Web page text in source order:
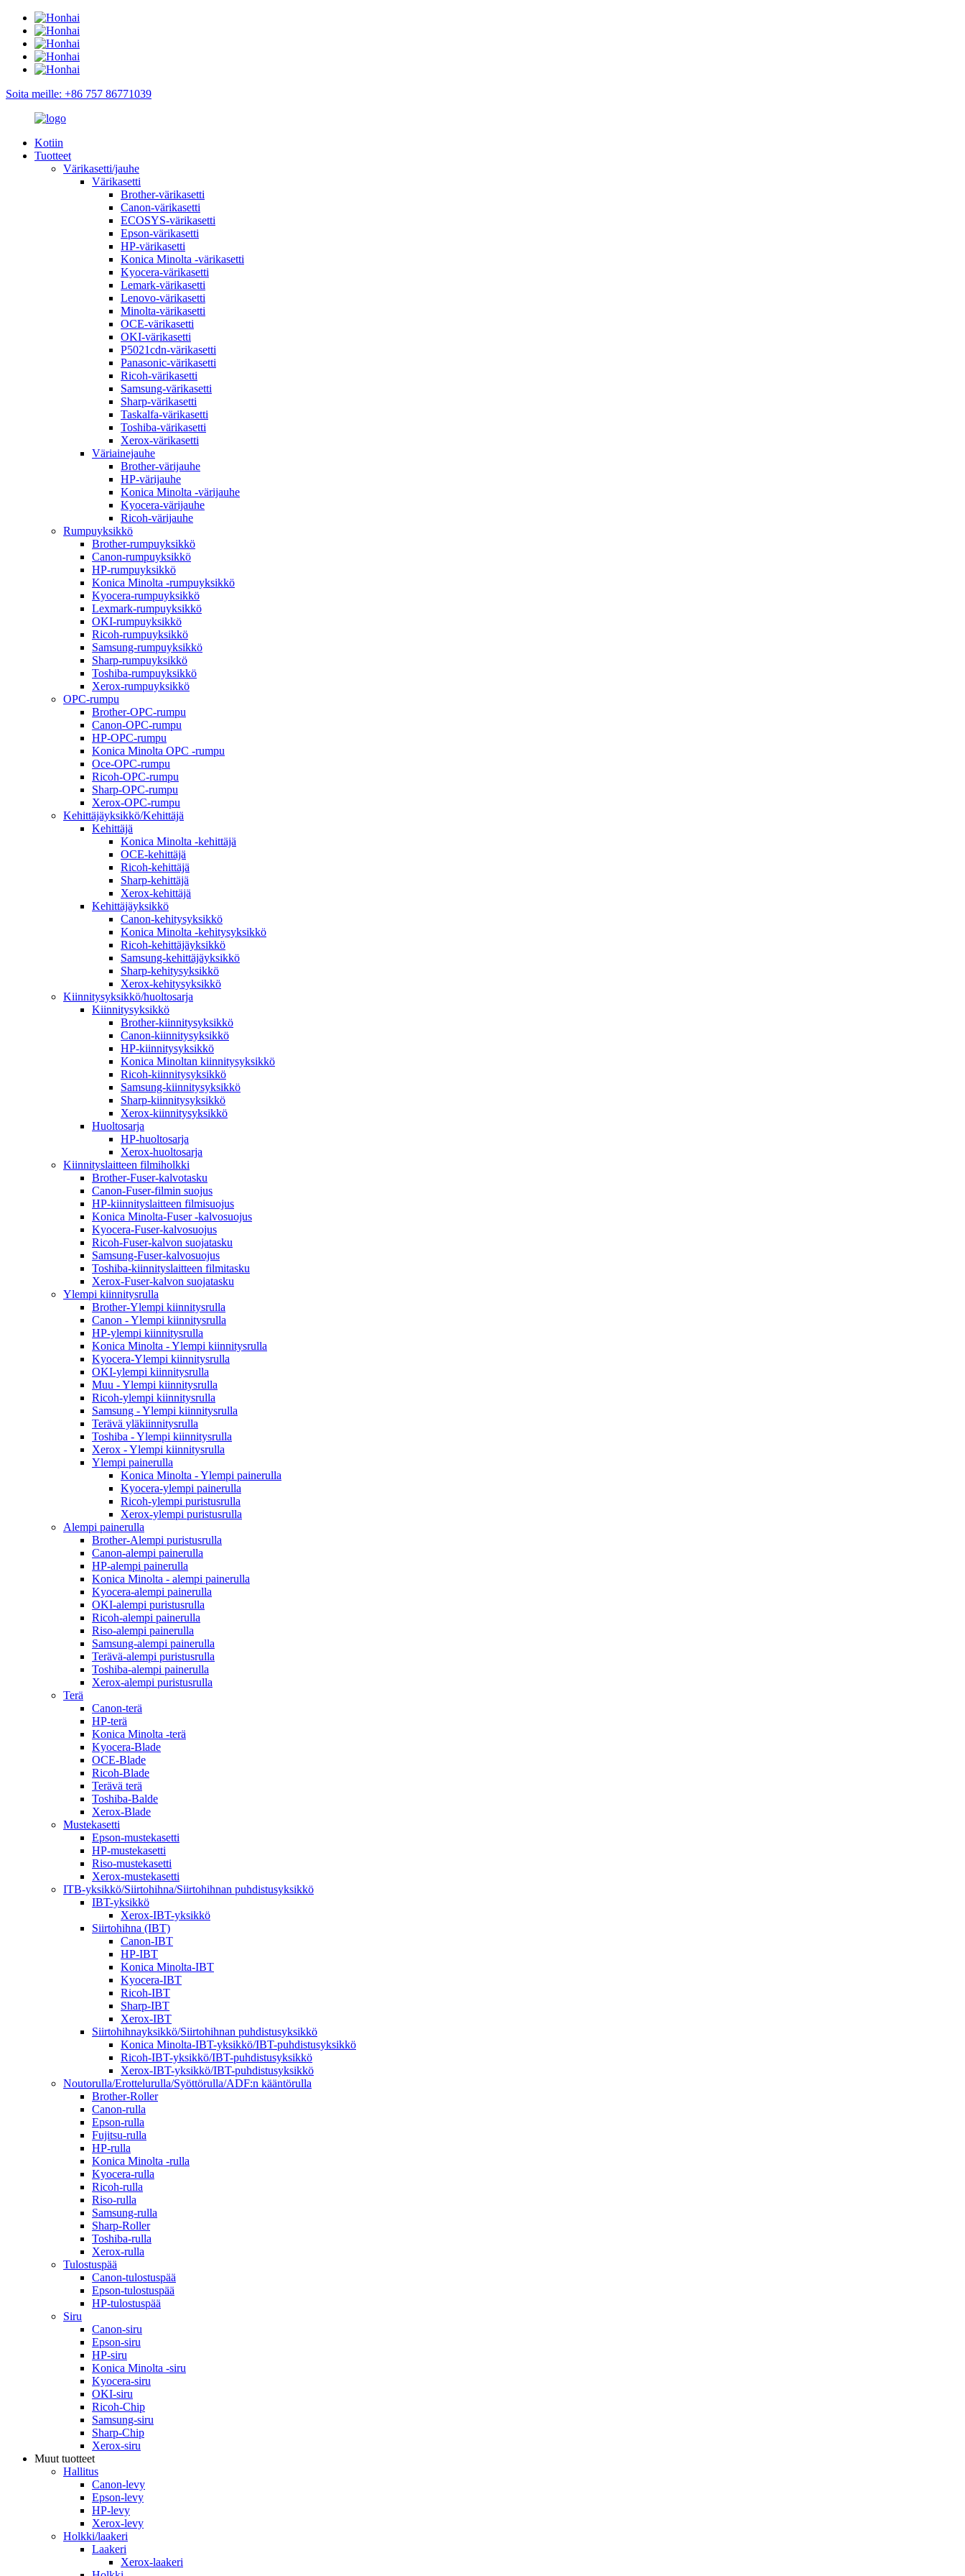
Soita meille: +86 757 86771039
Kotiin
Tuotteet
Värikasetti/jauhe
Värikasetti
Brother-värikasetti
Canon-värikasetti
ECOSYS-värikasetti
Epson-värikasetti
HP-värikasetti
Konica Minolta -värikasetti
Kyocera-värikasetti
Lemark-värikasetti
Lenovo-värikasetti
Minolta-värikasetti
OCE-värikasetti
OKI-värikasetti
P5021cdn-värikasetti
Panasonic-värikasetti
Ricoh-värikasetti
Samsung-värikasetti
Sharp-värikasetti
Taskalfa-värikasetti
Toshiba-värikasetti
Xerox-värikasetti
Väriainejauhe
Brother-värijauhe
HP-värijauhe
Konica Minolta -värijauhe
Kyocera-värijauhe
Ricoh-värijauhe
Rumpuyksikkö
Brother-rumpuyksikkö
Canon-rumpuyksikkö
HP-rumpuyksikkö
Konica Minolta -rumpuyksikkö
Kyocera-rumpuyksikkö
Lexmark-rumpuyksikkö
OKI-rumpuyksikkö
Ricoh-rumpuyksikkö
Samsung-rumpuyksikkö
Sharp-rumpuyksikkö
Toshiba-rumpuyksikkö
Xerox-rumpuyksikkö
OPC-rumpu
Brother-OPC-rumpu
Canon-OPC-rumpu
HP-OPC-rumpu
Konica Minolta OPC -rumpu
Oce-OPC-rumpu
Ricoh-OPC-rumpu
Sharp-OPC-rumpu
Xerox-OPC-rumpu
Kehittäjäyksikkö/Kehittäjä
Kehittäjä
Konica Minolta -kehittäjä
OCE-kehittäjä
Ricoh-kehittäjä
Sharp-kehittäjä
Xerox-kehittäjä
Kehittäjäyksikkö
Canon-kehitysyksikkö
Konica Minolta -kehitysyksikkö
Ricoh-kehittäjäyksikkö
Samsung-kehittäjäyksikkö
Sharp-kehitysyksikkö
Xerox-kehitysyksikkö
Kiinnitysyksikkö/huoltosarja
Kiinnitysyksikkö
Brother-kiinnitysyksikkö
Canon-kiinnitysyksikkö
HP-kiinnitysyksikkö
Konica Minoltan kiinnitysyksikkö
Ricoh-kiinnitysyksikkö
Samsung-kiinnitysyksikkö
Sharp-kiinnitysyksikkö
Xerox-kiinnitysyksikkö
Huoltosarja
HP-huoltosarja
Xerox-huoltosarja
Kiinnityslaitteen filmiholkki
Brother-Fuser-kalvotasku
Canon-Fuser-filmin suojus
HP-kiinnityslaitteen filmisuojus
Konica Minolta-Fuser -kalvosuojus
Kyocera-Fuser-kalvosuojus
Ricoh-Fuser-kalvon suojatasku
Samsung-Fuser-kalvosuojus
Toshiba-kiinnityslaitteen filmitasku
Xerox-Fuser-kalvon suojatasku
Ylempi kiinnitysrulla
Brother-Ylempi kiinnitysrulla
Canon - Ylempi kiinnitysrulla
HP-ylempi kiinnitysrulla
Konica Minolta - Ylempi kiinnitysrulla
Kyocera-Ylempi kiinnitysrulla
OKI-ylempi kiinnitysrulla
Muu - Ylempi kiinnitysrulla
Ricoh-ylempi kiinnitysrulla
Samsung - Ylempi kiinnitysrulla
Terävä yläkiinnitysrulla
Toshiba - Ylempi kiinnitysrulla
Xerox - Ylempi kiinnitysrulla
Ylempi painerulla
Konica Minolta - Ylempi painerulla
Kyocera-ylempi painerulla
Ricoh-ylempi puristusrulla
Xerox-ylempi puristusrulla
Alempi painerulla
Brother-Alempi puristusrulla
Canon-alempi painerulla
HP-alempi painerulla
Konica Minolta - alempi painerulla
Kyocera-alempi painerulla
OKI-alempi puristusrulla
Ricoh-alempi painerulla
Riso-alempi painerulla
Samsung-alempi painerulla
Terävä-alempi puristusrulla
Toshiba-alempi painerulla
Xerox-alempi puristusrulla
Terä
Canon-terä
HP-terä
Konica Minolta -terä
Kyocera-Blade
OCE-Blade
Ricoh-Blade
Terävä terä
Toshiba-Balde
Xerox-Blade
Mustekasetti
Epson-mustekasetti
HP-mustekasetti
Riso-mustekasetti
Xerox-mustekasetti
ITB-yksikkö/Siirtohihna/Siirtohihnan puhdistusyksikkö
IBT-yksikkö
Xerox-IBT-yksikkö
Siirtohihna (IBT)
Canon-IBT
HP-IBT
Konica Minolta-IBT
Kyocera-IBT
Ricoh-IBT
Sharp-IBT
Xerox-IBT
Siirtohihnayksikkö/Siirtohihnan puhdistusyksikkö
Konica Minolta-IBT-yksikkö/IBT-puhdistusyksikkö
Ricoh-IBT-yksikkö/IBT-puhdistusyksikkö
Xerox-IBT-yksikkö/IBT-puhdistusyksikkö
Noutorulla/Erottelurulla/Syöttörulla/ADF:n kääntörulla
Brother-Roller
Canon-rulla
Epson-rulla
Fujitsu-rulla
HP-rulla
Konica Minolta -rulla
Kyocera-rulla
Ricoh-rulla
Riso-rulla
Samsung-rulla
Sharp-Roller
Toshiba-rulla
Xerox-rulla
Tulostuspää
Canon-tulostuspää
Epson-tulostuspää
HP-tulostuspää
Siru
Canon-siru
Epson-siru
HP-siru
Konica Minolta -siru
Kyocera-siru
OKI-siru
Ricoh-Chip
Samsung-siru
Sharp-Chip
Xerox-siru
Muut tuotteet
Hallitus
Canon-levy
Epson-levy
HP-levy
Xerox-levy
Holkki/laakeri
Laakeri
Xerox-laakeri